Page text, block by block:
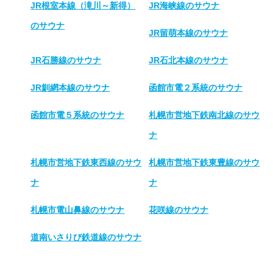
JR根室本線（滝川～新得）
のサウナ
JR海峡線のサウナ
JR留萌本線のサウナ
JR石勝線のサウナ JR石北本線のサウナ
JR釧網本線のサウナ 函館市電２系統のサウナ
函館市電５系統のサウナ 札幌市営地下鉄南北線のサウ
ナ
札幌市営地下鉄東西線のサウ
ナ
札幌市営地下鉄東豊線のサウ
ナ
札幌市電山鼻線のサウナ 花咲線のサウナ
道南いさりび鉄道線のサウナ